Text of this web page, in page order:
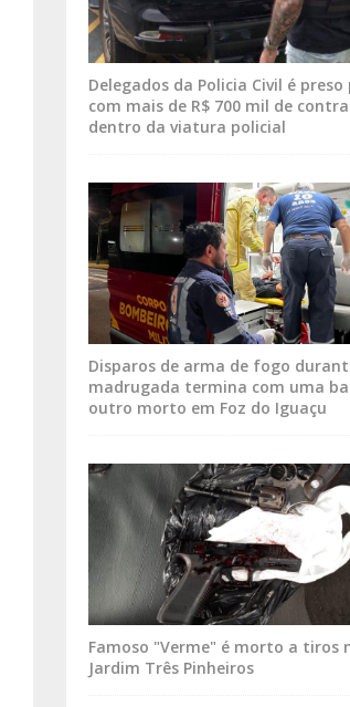
Delegados da Policia Civil é preso
com mais de R$ 700 mil de
dentro da viatura policial
Disparos de arma de fogo
madrugada termina com uma
outro morto em Foz do Iguaçu
Famoso "Verme" é morto a tiros
Jardim Três Pinheiros